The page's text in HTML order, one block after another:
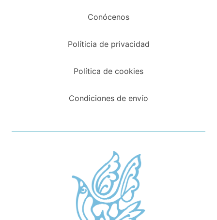
Conócenos
Políticia de privacidad
Política de cookies
Condiciones de envío